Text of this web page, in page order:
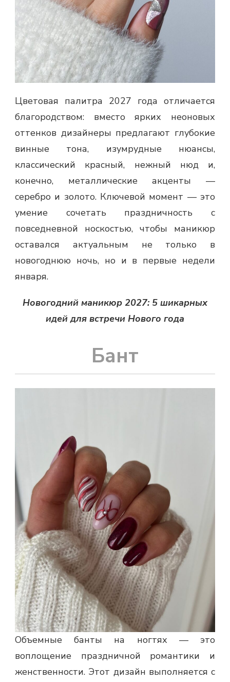
Цветовая палитра 2027 года отличается
благородством: вместо ярких неоновых
оттенков дизайнеры предлагают глубокие
винные тона, изумрудные нюансы,
классический красный, нежный нюд и,
конечно, металлические акценты —
серебро и золото. Ключевой момент — это
умение сочетать праздничность с
повседневной носкостью, чтобы маникюр
оставался актуальным не только в
новогоднюю ночь, но и в первые недели
января.
Новогодний маникюр 2027: 5 шикарных
идей для встречи Нового года
Бант
Объемные банты на ногтях — это
воплощение праздничной романтики и
женственности. Этот дизайн выполняется с